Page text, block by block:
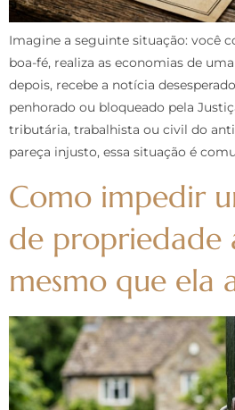
Imagine a seguinte situação: você
boa-fé, realiza as economias de
depois, recebe a notícia
penhorado ou bloqueado pela
tributária, trabalhista ou civil do
pareça injusto, essa situação é
Como impedir
de propriedade
mesmo que ela